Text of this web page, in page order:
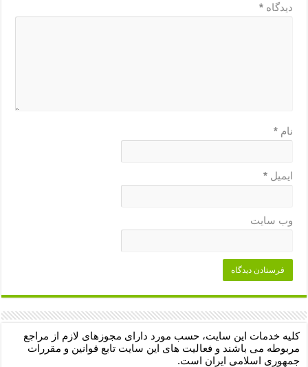
دیدگاه*
نام*
ایمیل*
وب‌ سایت
کلیه خدمات این سایت، حسب مورد دارای مجوزهای لازم از مراجع
مربوطه می باشند و فعالیت های این سایت تابع قوانین و مقررات
جمهوری اسلامی ایران است.